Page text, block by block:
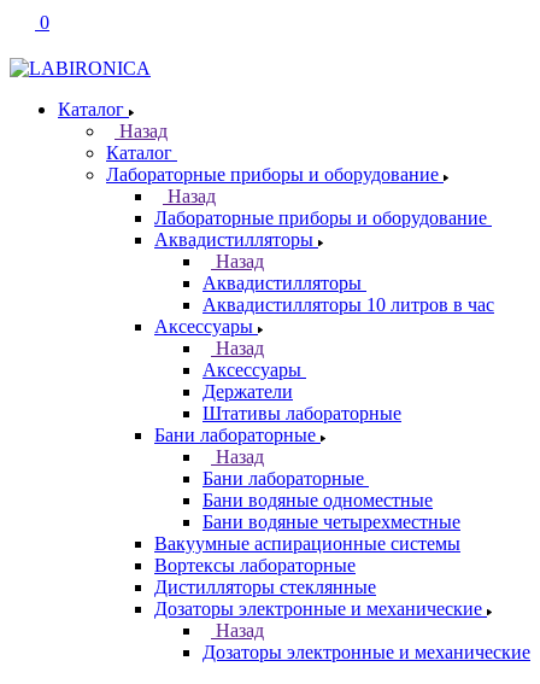
0
Каталог
Назад
Каталог
Лабораторные приборы и оборудование
Назад
Лабораторные приборы и оборудование
Аквадистилляторы
Назад
Аквадистилляторы
Аквадистилляторы 10 литров в час
Аксессуары
Назад
Аксессуары
Держатели
Штативы лабораторные
Бани лабораторные
Назад
Бани лабораторные
Бани водяные одноместные
Бани водяные четырехместные
Вакуумные аспирационные системы
Вортексы лабораторные
Дистилляторы стеклянные
Дозаторы электронные и механические
Назад
Дозаторы электронные и механические